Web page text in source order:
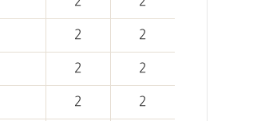
2 2
2 2
2 2